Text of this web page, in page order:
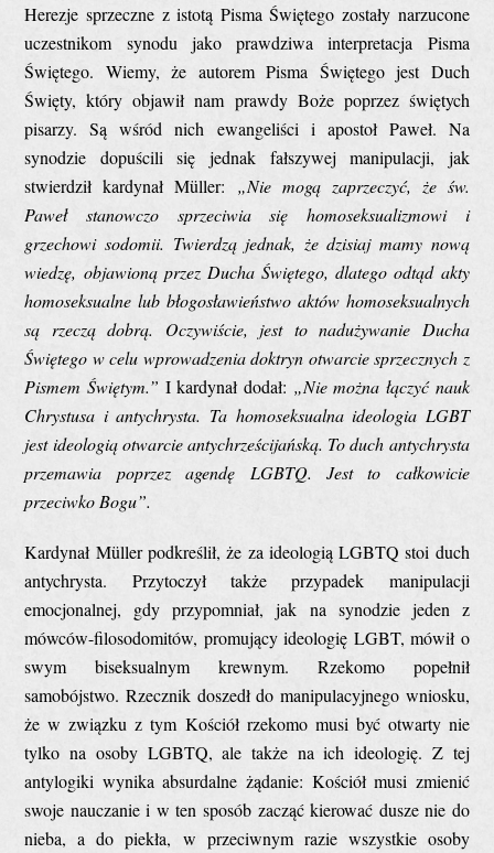
Herezje sprzeczne z istotą Pisma Świętego zostały narzucone
uczestnikom synodu jako prawdziwa interpretacja Pisma
Świętego. Wiemy, że autorem Pisma Świętego jest Duch
Święty, który objawił nam prawdy Boże poprzez świętych
pisarzy. Są wśród nich ewangeliści i apostoł Paweł. Na
synodzie dopuścili się jednak fałszywej manipulacji, jak
stwierdził kardynał Müller: „Nie mogą zaprzeczyć, że św.
Paweł stanowczo sprzeciwia się homoseksualizmowi i
grzechowi sodomii. Twierdzą jednak, że dzisiaj mamy nową
wiedzę, objawioną przez Ducha Świętego, dlatego odtąd akty
homoseksualne lub błogosławieństwo aktów homoseksualnych
są rzeczą dobrą. Oczywiście, jest to nadużywanie Ducha
Świętego w celu wprowadzenia doktryn otwarcie sprzecznych z
Pismem Świętym.” I kardynał dodał: „Nie można łączyć nauk
Chrystusa i antychrysta. Ta homoseksualna ideologia LGBT
jest ideologią otwarcie antychrześcijańską. To duch antychrysta
przemawia poprzez agendę LGBTQ. Jest to całkowicie
przeciwko Bogu”.
Kardynał Müller podkreślił, że za ideologią LGBTQ stoi duch
antychrysta. Przytoczył także przypadek manipulacji
emocjonalnej, gdy przypomniał, jak na synodzie jeden z
mówców-filosodomitów, promujący ideologię LGBT, mówił o
swym biseksualnym krewnym. Rzekomo popełnił
samobójstwo. Rzecznik doszedł do manipulacyjnego wniosku,
że w związku z tym Kościół rzekomo musi być otwarty nie
tylko na osoby LGBTQ, ale także na ich ideologię. Z tej
antylogiki wynika absurdalne żądanie: Kościół musi zmienić
swoje nauczanie i w ten sposób zacząć kierować dusze nie do
nieba, a do piekła, w przeciwnym razie wszystkie osoby